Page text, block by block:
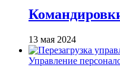
13 мая 2024
Управление